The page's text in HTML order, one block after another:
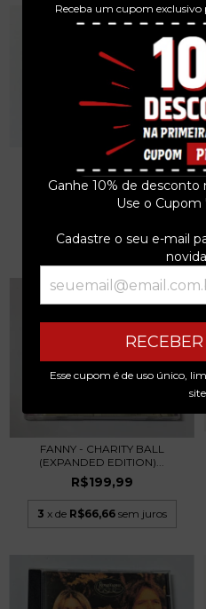
Receba um cupom
Ganhe 10% de desconto
Use o Cupom
Cadastre o seu e-mail
Esse cupom é de uso único,
WILSON PICKETT - WILSON
PICKETT'S G...
R$89,99
FANNY - CHARITY BALL
(EXPANDED EDITION)...
R$199,99
3 x de R$66,66 sem juros